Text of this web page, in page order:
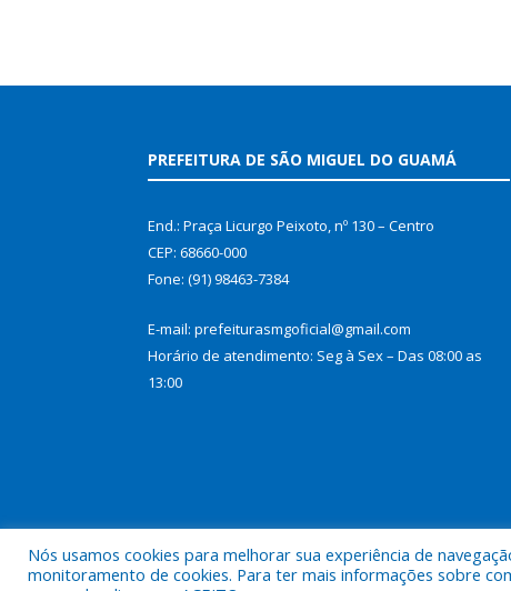
PREFEITURA DE SÃO MIGUEL DO GUAMÁ
End.: Praça Licurgo Peixoto, nº 130 – Centro
CEP: 68660-000
Fone: (91) 98463-7384
E-mail: prefeiturasmgoficial@gmail.com
Horário de atendimento: Seg à Sex – Das 08:00 as
13:00
Nós usamos cookies para melhorar sua experiência de
monitoramento de cookies. Para ter mais informações sobre